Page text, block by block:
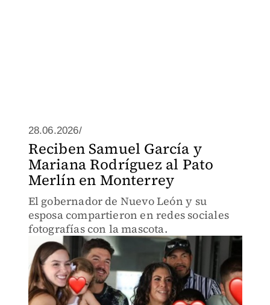
28.06.2026/
Reciben Samuel García y
Mariana Rodríguez al Pato
Merlín en Monterrey
El gobernador de Nuevo León y su
esposa compartieron en redes sociales
fotografías con la mascota.